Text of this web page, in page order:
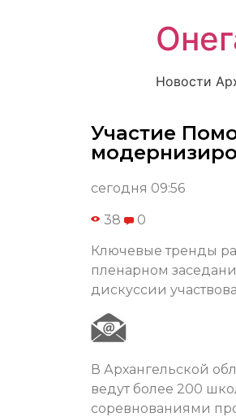
Новости
Участие
сегодня 09:56
38 0
Ключевые тренды
пленарном
дискуссии
В Архангельской
ведут более 200
соревнованиями